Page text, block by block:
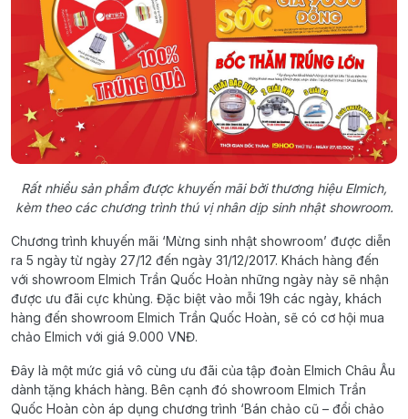
Rất nhiều sản phẩm được khuyến mãi bởi thương hiệu Elmich,
kèm theo các chương trình thú vị nhân dịp sinh nhật showroom.
Chương trình khuyến mãi ‘Mừng sinh nhật showroom’ được diễn
ra 5 ngày từ ngày 27/12 đến ngày 31/12/2017. Khách hàng đến
với showroom Elmich Trần Quốc Hoàn những ngày này sẽ nhận
được ưu đãi cực khủng. Đặc biệt vào mỗi 19h các ngày, khách
hàng đến showroom Elmich Trần Quốc Hoàn, sẽ có cơ hội mua
chảo Elmich với giá 9.000 VNĐ.
Đây là một mức giá vô cùng ưu đãi của tập đoàn Elmich Châu Âu
dành tặng khách hàng. Bên cạnh đó showroom Elmich Trần
Quốc Hoàn còn áp dụng chương trình ‘Bán chảo cũ – đổi chảo